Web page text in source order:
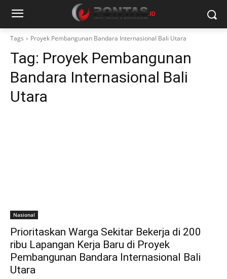
Tags Proyek Pembangunan Bandara Internasional Bali Utara
Tag: Proyek Pembangunan
Bandara Internasional Bali
Utara
Nasional
Prioritaskan Warga Sekitar Bekerja di 200
ribu Lapangan Kerja Baru di Proyek
Pembangunan Bandara Internasional Bali
Utara